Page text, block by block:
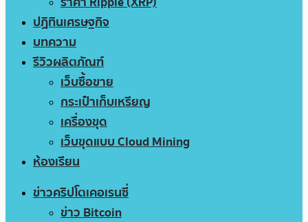
ปฏิทินเศรษฐกิจ
บทความ
รีวิวผลิตภัณฑ์
เว็บซื้อขาย
กระเป๋าเก็บเหรียญ
เครื่องขุด
เว็บขุดแบบ Cloud Mining
ห้องเรียน
ข่าวคริปโตเคอเรนซี่
ข่าว Bitcoin